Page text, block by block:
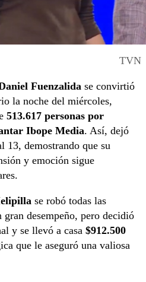
TVN
Fuenzalida se convirtió
la noche del miércoles,
513.617 personas por
Ibope Media. Así, dejó
13, demostrando que su
y emoción sigue
se robó todas las
desempeño, pero decidió
y se llevó a casa $912.500
que le aseguró una valiosa